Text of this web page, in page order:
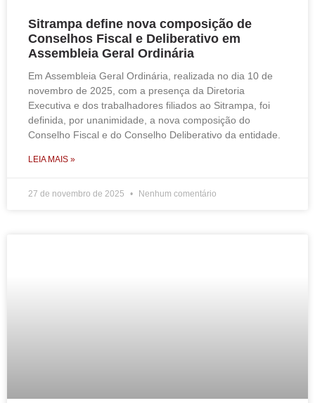
Sitrampa define nova composição de
Conselhos Fiscal e Deliberativo em
Assembleia Geral Ordinária
Em Assembleia Geral Ordinária, realizada no dia 10 de
novembro de 2025, com a presença da Diretoria
Executiva e dos trabalhadores filiados ao Sitrampa, foi
definida, por unanimidade, a nova composição do
Conselho Fiscal e do Conselho Deliberativo da entidade.
LEIA MAIS »
27 de novembro de 2025 Nenhum comentário